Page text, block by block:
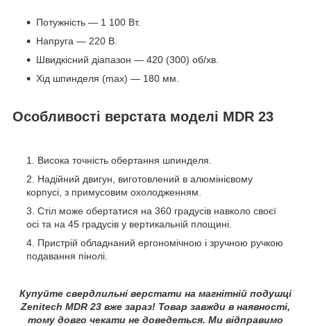
Потужність — 1 100 Вт.
Напруга — 220 В.
Швидкісний діапазон — 420 (300) об/хв.
Хід шпинделя (max) — 180 мм.
Особливості верстата моделі MDR 23
Висока точність обертання шпинделя.
Надійний двигун, виготовлений в алюмінієвому
корпусі, з примусовим охолодженням.
Стіл може обертатися на 360 градусів навколо своєї
осі та на 45 градусів у вертикальній площині.
Пристрій обладнаний ергономічною і зручною ручкою
подавання пінолі.
Купуйте свердлильні верстати на магнітній подушці
Zenitech MDR 23 вже зараз! Товар завжди в наявності,
тому довго чекати не доведеться. Ми відправимо